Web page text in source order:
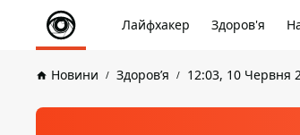
Лайфхакер Здоров'я
Новини Здоров’я 12:03, 10 Червня